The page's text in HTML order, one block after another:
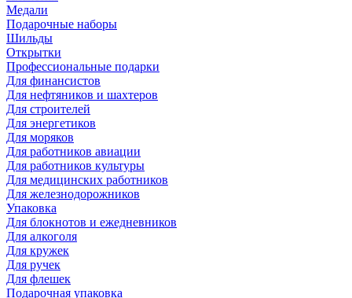
Медали
Подарочные наборы
Шильды
Открытки
Профессиональные подарки
Для финансистов
Для нефтяников и шахтеров
Для строителей
Для энергетиков
Для моряков
Для работников авиации
Для работников культуры
Для медицинских работников
Для железнодорожников
Упаковка
Для блокнотов и ежедневников
Для алкоголя
Для кружек
Для ручек
Для флешек
Подарочная упаковка